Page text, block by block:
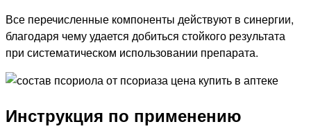
Все перечисленные компоненты действуют в синергии,
благодаря чему удается добиться стойкого результата
при систематическом использовании препарата.
Инструкция по применению